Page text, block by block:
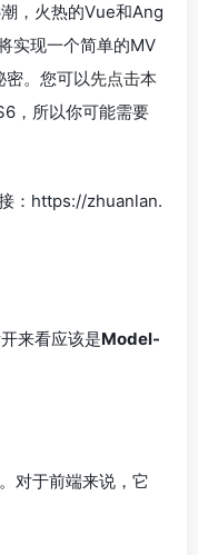
，火热的Vue和Ang
实现一个简单的MV
。您可以先点击本
，所以你可能需要
接：https://zhuanlan.
来看应该是Model-
对于前端来说，它